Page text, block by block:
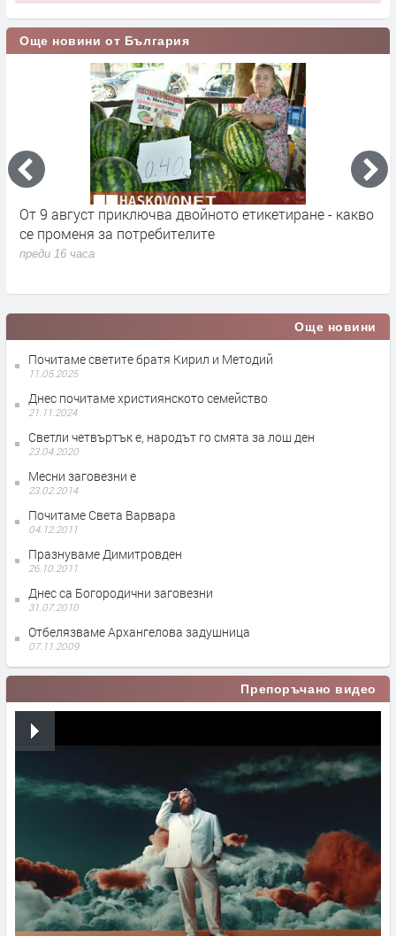
Още новини от България
От 9 август приключва двойното етикетиране - какво
се променя за потребителите
преди 16 часа
Още новини
Почитаме светите братя Кирил и Методий
11.05.2025
Днес почитаме християнското семейство
21.11.2024
Светли четвъртък е, народът го смята за лош ден
23.04.2020
Месни заговезни е
23.02.2014
Почитаме Света Варвара
04.12.2011
Празнуваме Димитровден
26.10.2011
Днес са Богородични заговезни
31.07.2010
Отбелязваме Архангелова задушница
07.11.2009
Препоръчано видео